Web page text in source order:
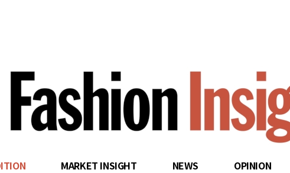
search
MARKET INSIGHT NEWS OPINION